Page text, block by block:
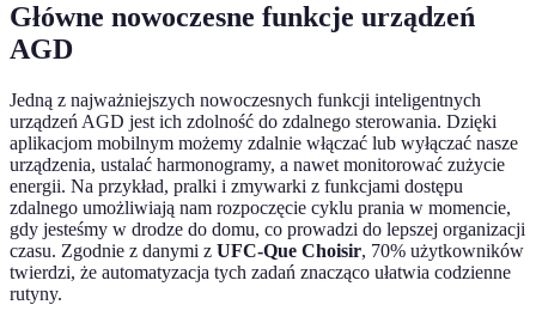
Główne nowoczesne funkcje urządzeń
AGD
Jedną z najważniejszych nowoczesnych funkcji inteligentnych
urządzeń AGD jest ich zdolność do zdalnego sterowania. Dzięki
aplikacjom mobilnym możemy zdalnie włączać lub wyłączać nasze
urządzenia, ustalać harmonogramy, a nawet monitorować zużycie
energii. Na przykład, pralki i zmywarki z funkcjami dostępu
zdalnego umożliwiają nam rozpoczęcie cyklu prania w momencie,
gdy jesteśmy w drodze do domu, co prowadzi do lepszej organizacji
czasu. Zgodnie z danymi z UFC-Que Choisir, 70% użytkowników
twierdzi, że automatyzacja tych zadań znacząco ułatwia codzienne
rutyny.